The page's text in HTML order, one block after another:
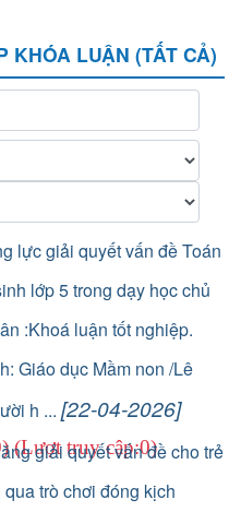
KHÓA LUẬN (TẤT CẢ)
lực giải quyết vấn đề Toán
lớp 5 trong dạy học chủ
:Khoá luận tốt nghiệp.
Giáo dục Mầm non /Lê
h ... [22-04-2026]
(Lượt truy cập:0)
giải quyết vấn đề cho trẻ
trò chơi đóng kịch